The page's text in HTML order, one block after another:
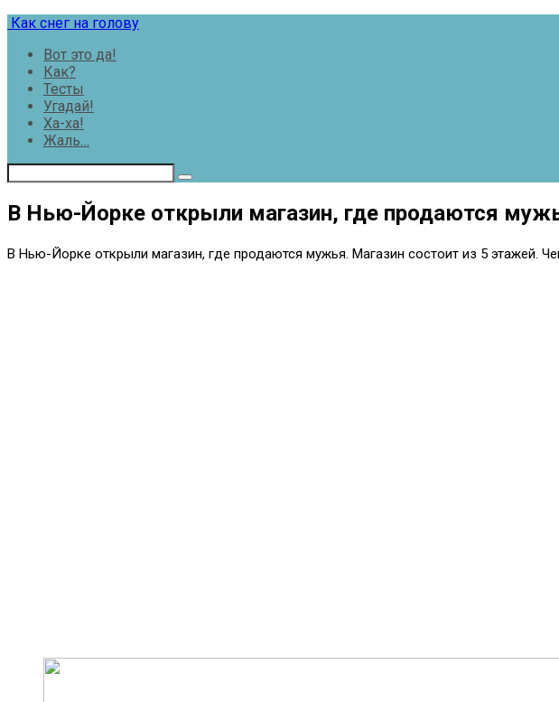
Перейти
контенту
Как снег на голову
Вот это да!
Как?
Тесты
Угадай!
Ха-ха!
Жаль…
В Нью-Йорке открыли магазин, где продаются
В Нью-Йорке открыли магазин, где продаются мужья. Магазин состоит из 5 этажей.